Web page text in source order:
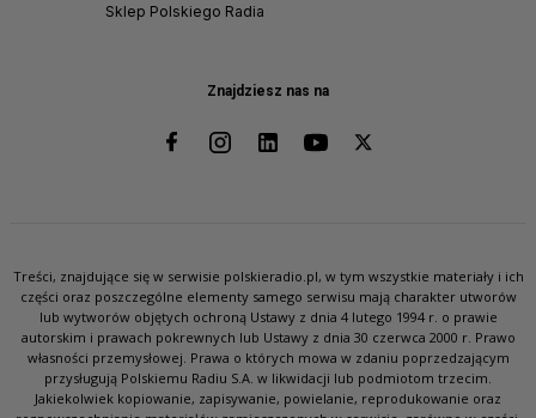
Znajdziesz nas na
Sklep Polskiego Radia
Treści, znajdujące się w serwisie polskieradio.pl, w tym wszystkie materiały i ich
części oraz poszczególne elementy samego serwisu mają charakter utworów
lub wytworów objętych ochroną Ustawy z dnia 4 lutego 1994 r. o prawie
autorskim i prawach pokrewnych lub Ustawy z dnia 30 czerwca 2000 r. Prawo
własności przemysłowej. Prawa o których mowa w zdaniu poprzedzającym
przysługują Polskiemu Radiu S.A. w likwidacji lub podmiotom trzecim.
Jakiekolwiek kopiowanie, zapisywanie, powielanie, reprodukowanie oraz